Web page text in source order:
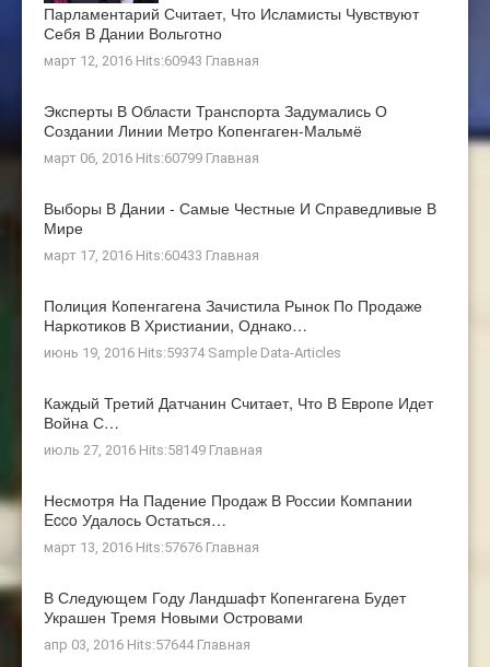
Парламентарий Считает, Что Исламисты Чувствуют
Себя В Дании Вольготно
март 12, 2016 Hits:60943 Главная
Эксперты В Области Транспорта Задумались О
Создании Линии Метро Копенгаген-Мальмё
март 06, 2016 Hits:60799 Главная
Выборы В Дании - Самые Честные И Справедливые В
Мире
март 17, 2016 Hits:60433 Главная
Полиция Копенгагена Зачистила Рынок По Продаже
Наркотиков В Христиании, Однако…
июнь 19, 2016 Hits:59374 Sample Data-Articles
Каждый Третий Датчанин Считает, Что В Европе Идет
Война С…
июль 27, 2016 Hits:58149 Главная
Несмотря На Падение Продаж В России Компании
Ecco Удалось Остаться…
март 13, 2016 Hits:57676 Главная
В Следующем Году Ландшафт Копенгагена Будет
Украшен Тремя Новыми Островами
апр 03, 2016 Hits:57644 Главная